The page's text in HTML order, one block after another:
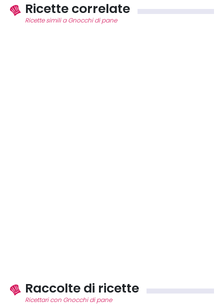
Ricette correlate
Ricette simili a Gnocchi di pane
Raccolte di ricette
Ricettari con Gnocchi di pane